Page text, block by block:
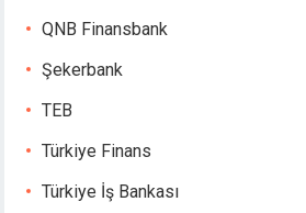
QNB Finansbank
Şekerbank
TEB
Türkiye Finans
Türkiye İş Bankası